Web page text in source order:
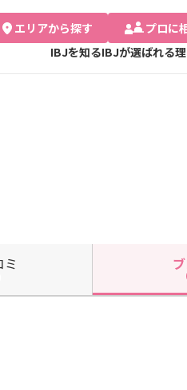
エリアから探す プロに
IBJを知るIBJが選ばれる
ミ